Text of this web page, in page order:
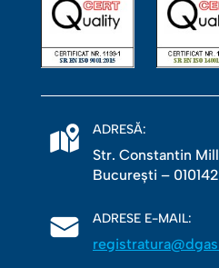
ADRESĂ:
Str. Constantin
Bucureşti – 010142
ADRESE E-MAIL: